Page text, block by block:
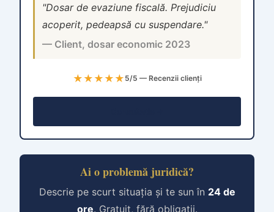
"Dosar de evaziune fiscală. Prejudiciu
acoperit, pedeapsă cu suspendare."
— Client, dosar economic 2023
★★★★★ 5/5 — Recenzii clienți
Ai o problemă juridică?
Descrie pe scurt situația și te sun în 24 de
ore. Gratuit, fără obligații.